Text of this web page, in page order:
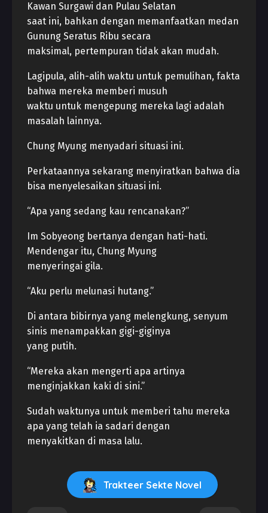
Kawan Surgawi dan Pulau Selatan
saat ini, bahkan dengan memanfaatkan medan
Gunung Seratus Ribu secara
maksimal, pertempuran tidak akan mudah.
Lagipula, alih-alih waktu untuk pemulihan, fakta
bahwa mereka memberi musuh
waktu untuk mengepung mereka lagi adalah
masalah lainnya.
Chung Myung menyadari situasi ini.
Perkataannya sekarang menyiratkan bahwa dia
bisa menyelesaikan situasi ini.
“Apa yang sedang kau rencanakan?”
Im Sobyeong bertanya dengan hati-hati.
Mendengar itu, Chung Myung
menyeringai gila.
“Aku perlu melunasi hutang.”
Di antara bibirnya yang melengkung, senyum
sinis menampakkan gigi-giginya
yang putih.
“Mereka akan mengerti apa artinya
menginjakkan kaki di sini.”
Sudah waktunya untuk memberi tahu mereka
apa yang telah ia sadari dengan
menyakitkan di masa lalu.
Trakteer Sekte Novel